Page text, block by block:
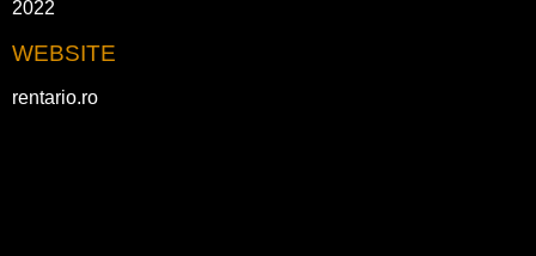
2022
WEBSITE
rentario.ro